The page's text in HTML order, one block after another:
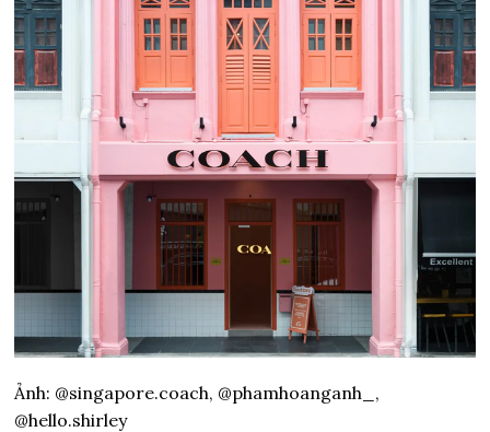
Ảnh: @singapore.coach, @phamhoanganh_,
@hello.shirley